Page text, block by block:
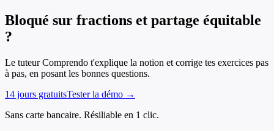
Bloqué sur fractions et partage équitable
?
Le tuteur Comprendo t'explique la notion et corrige tes exercices pas
à pas, en posant les bonnes questions.
14 jours gratuitsTester la démo →
Sans carte bancaire. Résiliable en 1 clic.